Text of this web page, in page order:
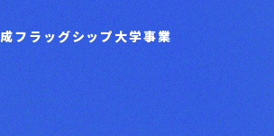
フラッグシップ大学事業